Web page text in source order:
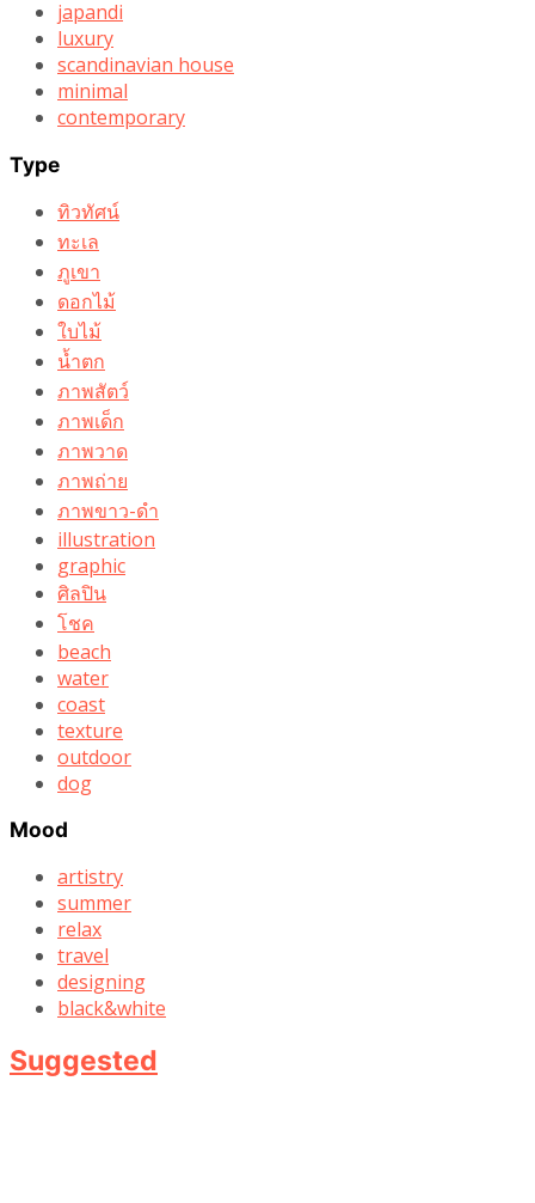
japandi
luxury
scandinavian house
minimal
contemporary
Type
ทิวทัศน์
ทะเล
ภูเขา
ดอกไม้
ใบไม้
น้ำตก
ภาพสัตว์
ภาพเด็ก
ภาพวาด
ภาพถ่าย
ภาพขาว-ดำ
illustration
graphic
ศิลปิน
โชค
beach
water
coast
texture
outdoor
dog
Mood
artistry
summer
relax
travel
designing
black&white
Suggested